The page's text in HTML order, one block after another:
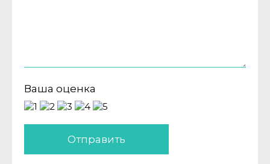
Ваша оценка
Отправить